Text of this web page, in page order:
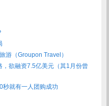
游（Groupon Travel）
欲融资7.5亿美元（其1月份曾
秒就有一人团购成功